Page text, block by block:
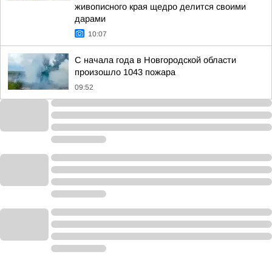
живописного края щедро делится своими
дарами
10:07
С начала года в Новгородской области
произошло 1043 пожара
09:52